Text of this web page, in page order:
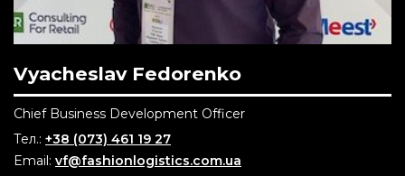
Vyacheslav Fedorenko
Chief Business Development Officer
Тел.: +38 (073) 461 19 27
Email: vf@fashionlogistics.com.ua